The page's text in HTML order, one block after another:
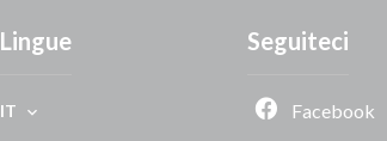
Lingue
IT
Seguiteci
Facebook